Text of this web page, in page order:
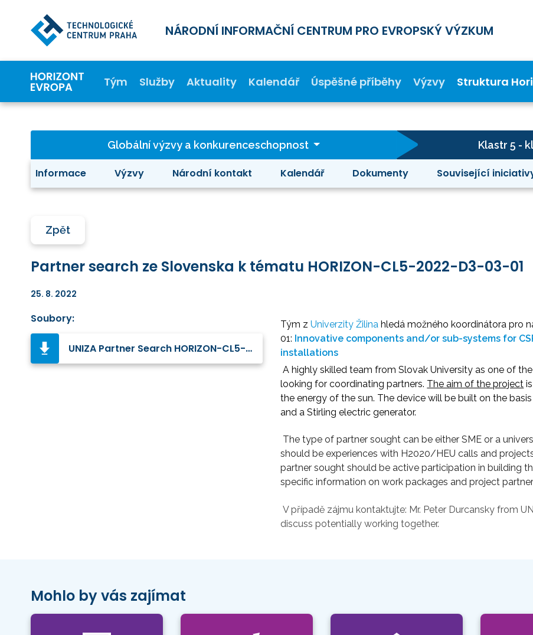
NÁRODNÍ INFORMAČNÍ CENTRUM PRO EVROPSKÝ VÝZKUM
Tým Služby Aktuality Kalendář Úspěšné příběhy Výzvy Struktura
Globální výzvy a konkurenceschopnost Klastr 5 -
Informace Výzvy Národní kontakt Kalendář Dokumenty Související
Zpět
Partner search ze Slovenska k tématu HORIZON-CL5-2022-D3-03-01
25. 8. 2022
Soubory:
UNIZA Partner Search HORIZON-CL5-2022-D3-03-01.pdf
Tým zUniverzity Žilina hledá možného koordinátora pro
01: Innovative components and/or sub-systems for
installations
A highly skilled team from Slovak University as one of
looking for coordinating partners. The aim of the project
the energy of the sun. The device will be built on the
and a Stirling electric generator.
The type of partner sought can be either SME or a
should be experiences with H2020/HEU calls and
partner sought should be active participation in building
specific information on work packages and project
V případě zájmu kontaktujte: Mr. Peter Durcansky from
discuss potentially working together.
Mohlo by vás zajímat